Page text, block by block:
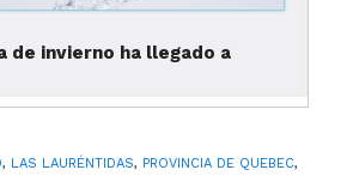
se pueden practicar en los
nacionales y regionales de la
espacios icónicos como el
Train du Nord.
que hacer en Las Lauréntidas, ¡un
las cuatro estaciones!
de invierno ha llegado a
, LAS LAURÉNTIDAS, PROVINCIA DE QUEBEC,